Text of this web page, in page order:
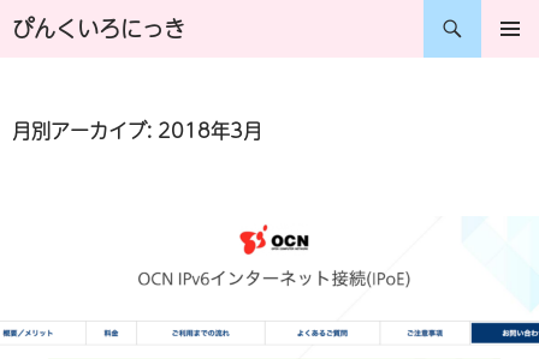
コ
ン
ッ
ぴんくいろにっき
検
月別アーカイブ: 2018年3月